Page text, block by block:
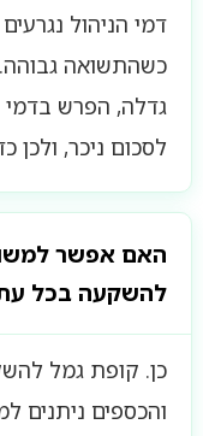
דמי הניהול
כשהתשואה
גדלה, הפרש בדמי
לסכום ניכר, ולכן
האם אפשר
להשקעה בכל
כן. קופת גמל
והכספים ניתנים